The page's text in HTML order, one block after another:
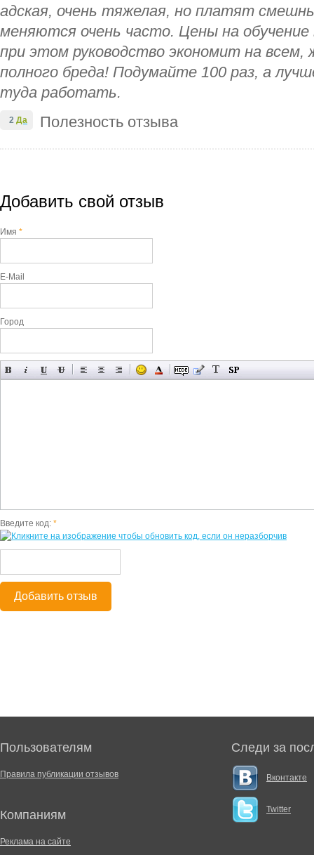
адская, очень тяжелая, но платят
меняются очень часто. Цены на
при этом руководство экономит на
полного бреда! Подумайте 100 раз, а
туда работать.
Полезность отзыва
2 Да
Добавить свой отзыв
Имя *
E-Mail
Город
Введите код: *
Добавить отзыв
Пользователям
Правила публикации отзывов
Компаниям
Реклама на сайте
Следи за
Вконтакте
Twitter